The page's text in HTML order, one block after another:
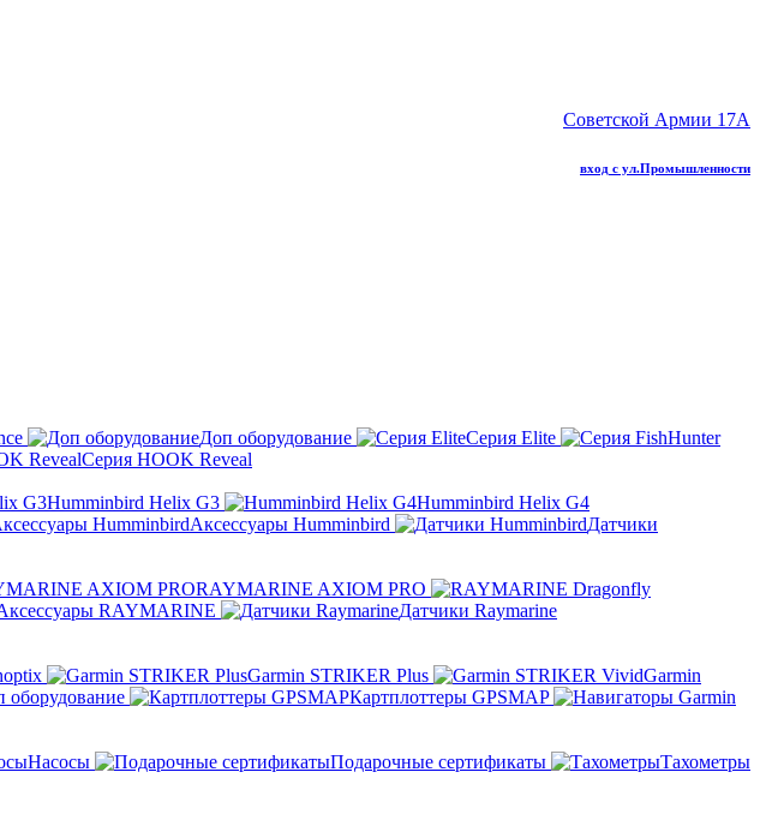
Советской Армии 17А
вход с ул.Промышленности
Доп оборудование
Серия Elite
Серия HOOK Reveal
Humminbird Helix G3
Humminbird Helix G4
Аксессуары Humminbird
Датчики
RAYMARINE AXIOM PRO
RAYMARINE
Датчики Raymarine
Garmin STRIKER Plus
Garmin
оборудование
Картплоттеры GPSMAP
Насосы Подарочные сертификаты
Тахометры